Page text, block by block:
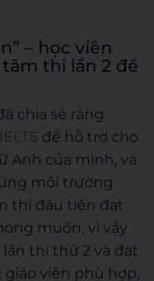
– học viên
thi lần 2 để
chia sẻ rằng
IELTS để hỗ trợ cho
Anh của mình, và
môi trường
thi đầu tiên đạt
muốn, vì vậy
thi thứ 2 và đạt
giáo viên phù hợp,